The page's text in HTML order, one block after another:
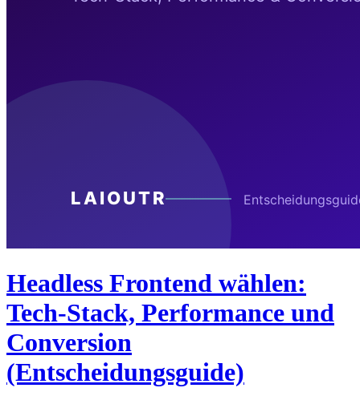
Headless Frontend wählen:
Tech-Stack, Performance und
Conversion
(Entscheidungsguide)